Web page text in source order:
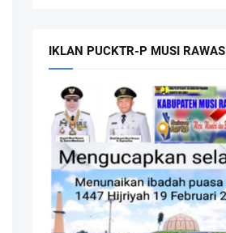
IKLAN PUCKTR-P MUSI RAWAS